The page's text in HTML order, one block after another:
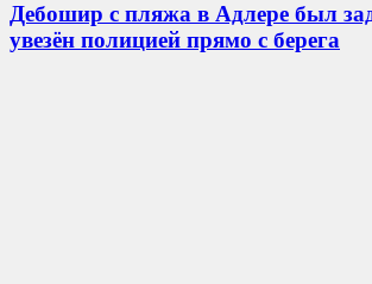
Дебошир с пляжа в Адлере был
увезён полицией прямо с берега